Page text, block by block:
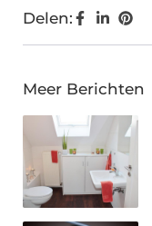
Delen:
Meer Berichten